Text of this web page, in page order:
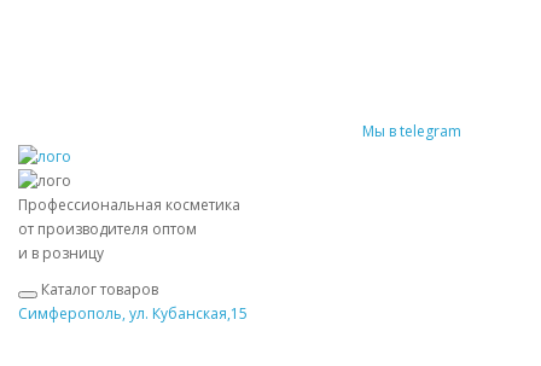
Мы в telegram
Профессиональная косметика
от производителя оптом
и в розницу
Каталог товаров
Симферополь, ул. Кубанская,15